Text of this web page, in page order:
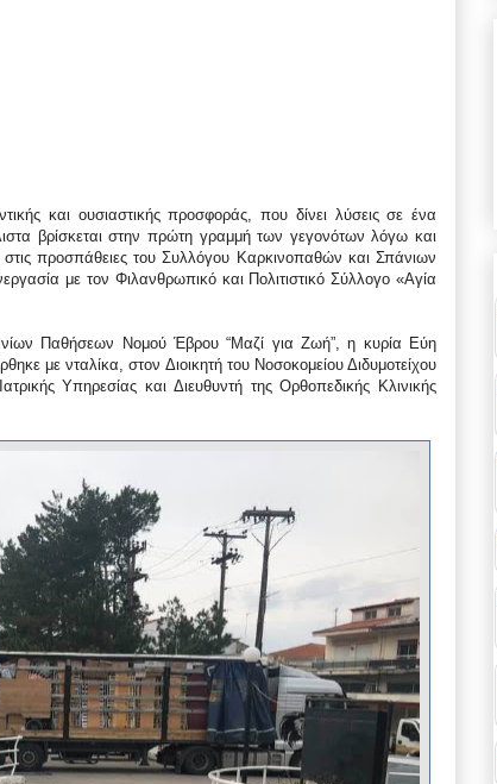
και ουσιαστικής προσφοράς, που δίνει λύσεις σε ένα
βρίσκεται στην πρώτη γραμμή των γεγονότων λόγω και
προσπάθειες του Συλλόγου Καρκινοπαθών και Σπάνιων
με τον Φιλανθρωπικό και Πολιτιστικό Σύλλογο «Αγία
Παθήσεων Νομού Έβρου “Μαζί για Ζωή”, η κυρία Εύη
με νταλίκα, στον Διοικητή του Νοσοκομείου Διδυμοτείχου
Υπηρεσίας και Διευθυντή της Ορθοπεδικής Κλινικής